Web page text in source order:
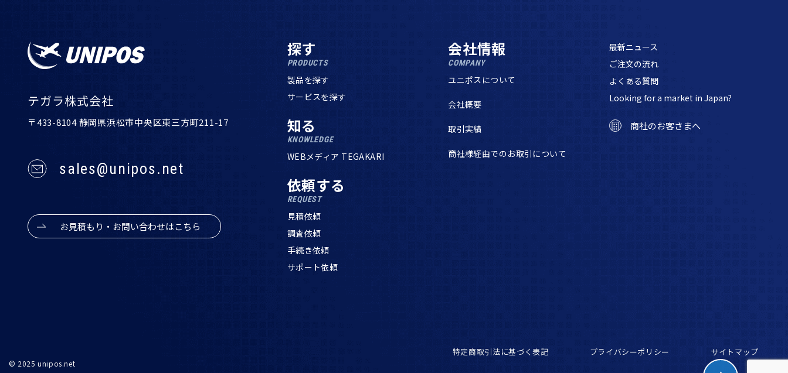
テガラ株式会社
〒433-8104 静岡県浜松市中央区東三方町211-17
sales@unipos.net
お見積もり・お問い合わせはこちら
探す
PRODUCTS
製品を探す
サービスを探す
知る
KNOWLEDGE
WEBメディア TEGAKARI
依頼する
REQUEST
見積依頼
調査依頼
手続き依頼
サポート依頼
会社情報
COMPANY
ユニポスについて
会社概要
取引実績
商社様経由でのお取引について
最新ニュース
ご注文の流れ
よくある質問
Looking for a market in Japan?
商社のお客さまへ
© 2025 unipos.net
特定商取引法に基づく表記 プライバシーポリシー サイトマップ